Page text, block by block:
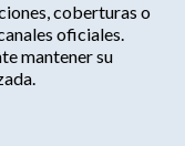
coberturas o
oficiales.
mantener su